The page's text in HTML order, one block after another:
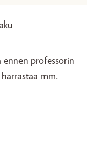
ennen professorin
mm.